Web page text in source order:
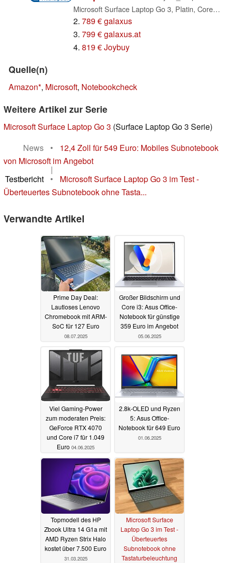
Microsoft Surface Laptop Go 3, Platin, Core i5-1235U, 8GB RAM, 256GB SSD, DE (XK1-00022)
2. 789 € galaxus
3. 799 € galaxus.at
4. 819 € Joybuy
Quelle(n)
Amazon , Microsoft, Notebookcheck
Weitere Artikel zur Serie
Microsoft Surface Laptop Go 3 (Surface Laptop Go 3 Serie)
News
•
12,4 Zoll für 549 Euro: Mobiles Subnotebook
von Microsoft im Angebot
|
Testbericht
•
Microsoft Surface Laptop Go 3 im Test -
Überteuertes Subnotebook ohne Tasta...
Verwandte Artikel
Prime Day Deal:
Lautloses Lenovo
Chromebook mit ARM-
SoC für 127 Euro
08.07.2025
Großer Bildschirm und
Core i3: Asus Office-
Notebook für günstige
359 Euro im Angebot
05.06.2025
Viel Gaming-Power
zum moderaten Preis:
GeForce RTX 4070
und Core i7 für 1.049
Euro 04.06.2025
2.8k-OLED und Ryzen
5: Asus Office-
Notebook für 649 Euro
01.06.2025
Topmodell des HP
Zbook Ultra 14 G1a mit
AMD Ryzen Strix Halo
kostet über 7.500 Euro
31.03.2025
Microsoft Surface
Laptop Go 3 im Test -
Überteuertes
Subnotebook ohne
Tastaturbeleuchtung